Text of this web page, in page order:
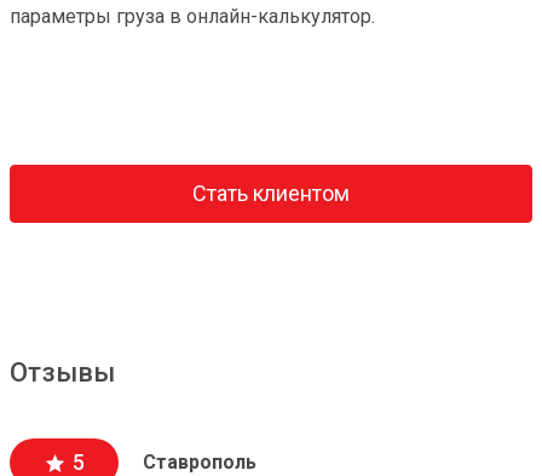
параметры груза в онлайн-калькулятор.
Стать клиентом
Отзывы
5 Ставрополь